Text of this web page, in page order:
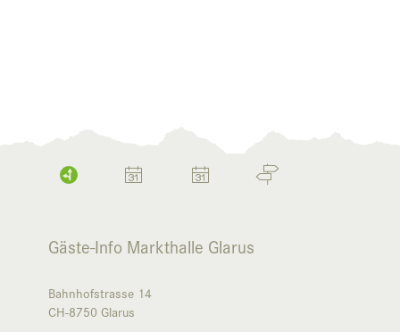
Gäste-Info Markthalle Glarus
Bahnhofstrasse 14
CH-8750 Glarus